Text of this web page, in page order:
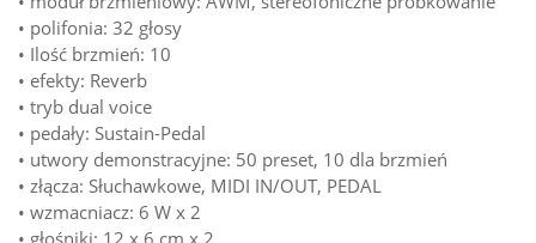
• polifonia: 32 głosy
• Ilość brzmień: 10
• efekty: Reverb
• tryb dual voice
• pedały: Sustain-Pedal
• utwory demonstracyjne: 50 preset, 10 dla brzmień
• złącza: Słuchawkowe, MIDI IN/OUT, PEDAL
• wzmacniacz: 6 W x 2
• głośniki: 12 x 6 cm x 2